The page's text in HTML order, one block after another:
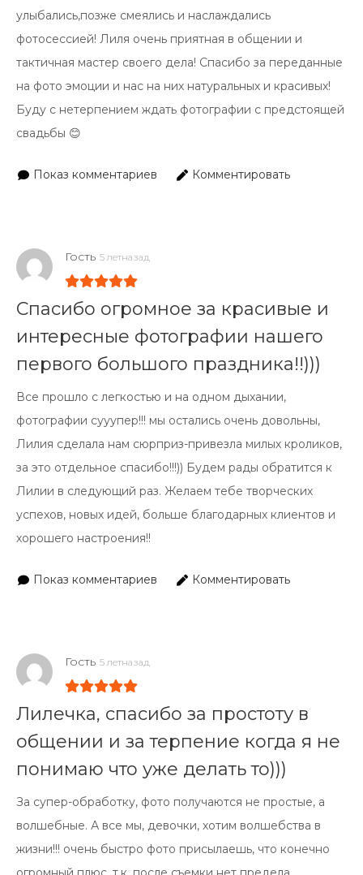
улыбались,позже смеялись и наслаждались
фотосессией! Лиля очень приятная в общении и
тактичная мастер своего дела! Спасибо за переданные
на фото эмоции и нас на них натуральных и красивых!
Буду с нетерпением ждать фотографии с предстоящей
свадьбы 😊
Показ комментариев Комментировать
Гость 5 летназад
Спасибо огромное за красивые и
интересные фотографии нашего
первого большого праздника!!)))
Все прошло с легкостью и на одном дыхании,
фотографии сууупер!!! мы остались очень довольны,
Лилия сделала нам сюрприз-привезла милых кроликов,
за это отдельное спасибо!!!)) Будем рады обратится к
Лилии в следующий раз. Желаем тебе творческих
успехов, новых идей, больше благодарных клиентов и
хорошего настроения!!
Показ комментариев Комментировать
Гость 5 летназад
Лилечка, спасибо за простоту в
общении и за терпение когда я не
понимаю что уже делать то)))
За супер-обработку, фото получаются не простые, а
волшебные. А все мы, девочки, хотим волшебства в
жизни!!! очень быстро фото присылаешь, что конечно